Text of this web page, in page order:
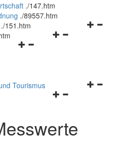
./147.htm
./89557.htm
Navigationsmenü
./151.htm
Navigationsmenü
Navigationsmenü
schließen
Tourismus